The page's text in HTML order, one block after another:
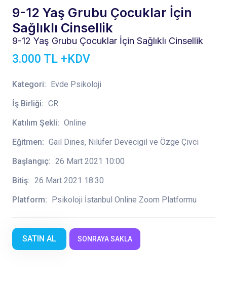
9-12 Yaş Grubu Çocuklar İçin
Sağlıklı Cinsellik
9-12 Yaş Grubu Çocuklar İçin Sağlıklı Cinsellik
3.000 TL +KDV
Kategori: Evde Psikoloji
İş Birliği: CR
Katılım Şekli: Online
Eğitmen: Gail Dines, Nilüfer Devecigil ve Özge Çivci
Başlangıç: 26 Mart 2021 10:00
Bitiş: 26 Mart 2021 18:30
Platform: Psikoloji İstanbul Online Zoom Platformu
SATIN AL SONRAYA SAKLA